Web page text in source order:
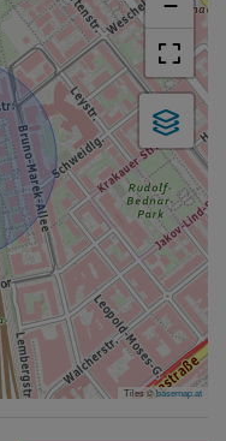
Tiles ©basemap.at